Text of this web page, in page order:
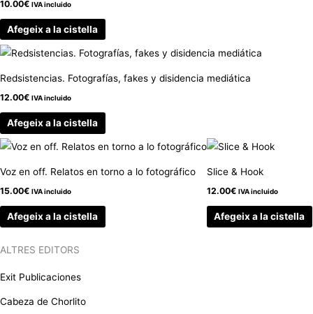
10.00€ IVA incluido
Afegeix a la cistella
Redsistencias. Fotografías, fakes y disidencia mediática
12.00€ IVA incluido
Afegeix a la cistella
Voz en off. Relatos en torno a lo fotográfico
15.00€ IVA incluido
Afegeix a la cistella
Slice & Hook
12.00€ IVA incluido
Afegeix a la cistella
ALTRES EDITORS
Exit Publicaciones
Cabeza de Chorlito